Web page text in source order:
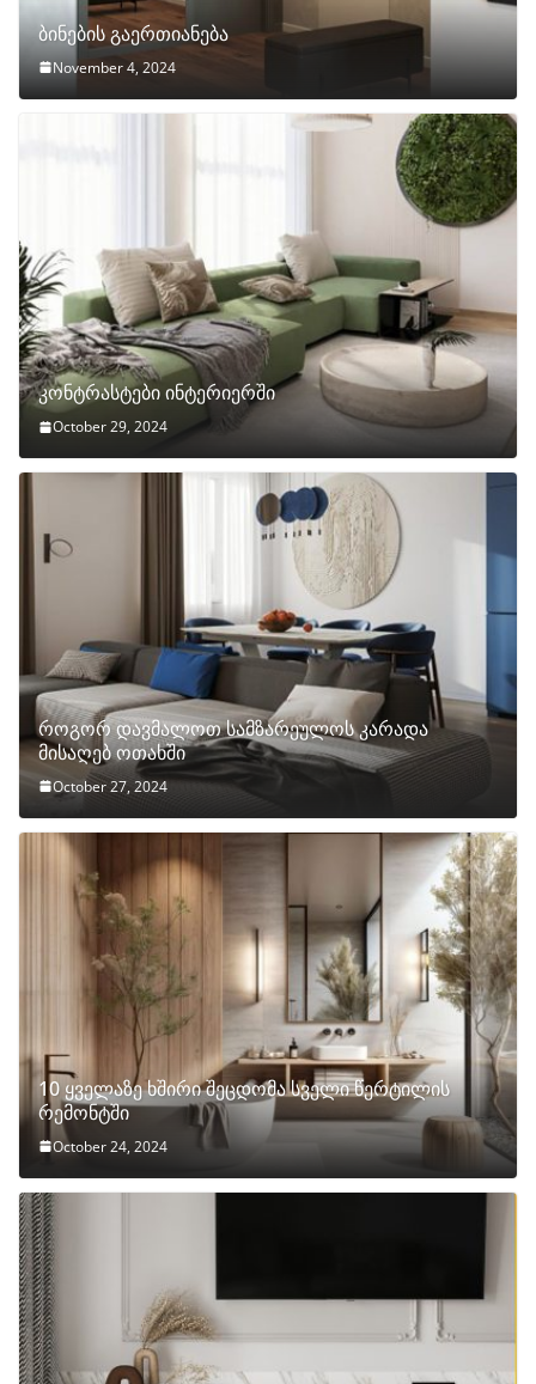
ბინების გაერთიანება
November 4, 2024
კონტრასტები ინტერიერში
October 29, 2024
როგორ დავმალოთ სამზარეულოს კარადა
მისაღებ ოთახში
October 27, 2024
10 ყველაზე ხშირი შეცდომა სველი წერტილის
რემონტში
October 24, 2024